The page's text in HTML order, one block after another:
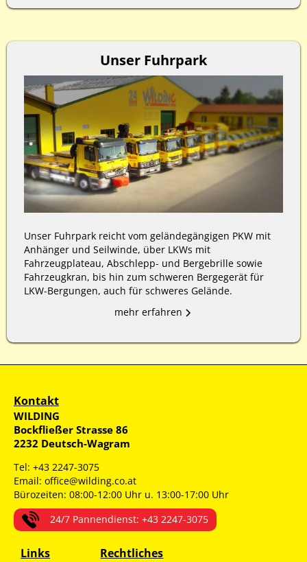
Unser Fuhrpark
Unser Fuhrpark reicht vom geländegängigen PKW mit
Anhänger und Seilwinde, über LKWs mit
Fahrzeugplateau, Abschlepp- und Bergebrille sowie
Fahrzeugkran, bis hin zum schweren Bergegerät für
LKW-Bergungen, auch für schweres Gelände.
mehr erfahren
Kontakt
WILDING
Bockfließer Strasse 86
2232 Deutsch-Wagram
Tel: +43 2247-3075
Email: office@wilding.co.at
Bürozeiten: 08:00-12:00 Uhr u. 13:00-17:00 Uhr
24/7 Pannendienst: +43 2247-3075
Links Rechtliches